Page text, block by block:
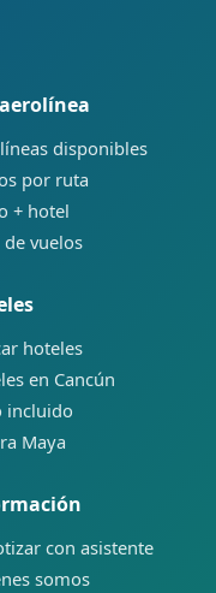
disponibles
por ruta
+ hotel
vuelos
hoteles
en Cancún
incluido
Maya
con asistente
somos